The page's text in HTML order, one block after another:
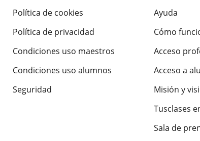
Política de cookies
Política de privacidad
Condiciones uso maestros
Condiciones uso alumnos
Seguridad
Ayuda
Cómo
Acceso
Acceso a
Misión y
Tusclases
Sala de